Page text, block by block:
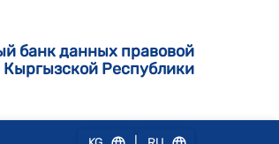
банк данных правовой
Республики